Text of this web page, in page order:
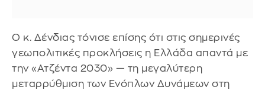
Ο κ. Δένδιας τόνισε επίσης ότι στις σημερινές
γεωπολιτικές προκλήσεις η Ελλάδα απαντά με
την «Ατζέντα 2030» — τη μεγαλύτερη
μεταρρύθμιση των Ενόπλων Δυνάμεων στη